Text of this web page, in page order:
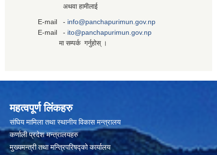
अथवा हामीलाई
E-mail - info@panchapurimun.gov.np
E-mail - ito@panchapurimun.gov.np
मा सम्पर्क गर्नुहोस् ।
महत्वपूर्ण लिंकहरु
संघिय मामिला तथा स्थानीय विकास मन्त्रालय
कर्णाली प्रदेश मन्त्रालयहरु
मुख्यमन्त्री तथा मन्त्रिपरिषद्को कार्यालय